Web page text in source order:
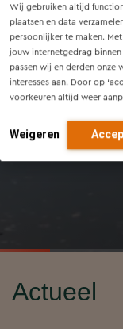
Wij gebruiken altijd
plaatsen en data
persoonlijker te maken.
jouw internetgedrag
passen wij en derden onze
interesses aan. Door op
voorkeuren altijd weer
Weigeren
Actueel